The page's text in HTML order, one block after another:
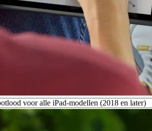
voor alle iPad-modellen (2018 en later)